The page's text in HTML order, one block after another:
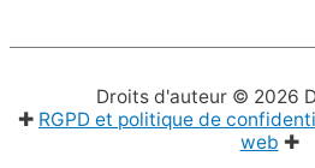
Droits d'auteur © 2026
✚ RGPD et politique de
web ✚